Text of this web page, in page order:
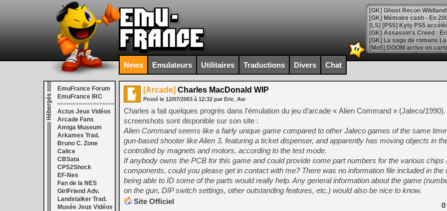
[Mo5] DOOM arrive en
[GK] Bethesda fête les 30
[GK] Roblox : l'action en
[GK] Agenda - GeForce
[LS] [PS5] ps5-y2jb-
[GK] Pourquoi Marvel
[GK] Test : Restory : Chill
[GK] GTA 6 : Rockstar
[GK] Hot Wheels Infinite
[GK] Mémoire cash -
[GK] Résultats Nintendo :
[GK] Déjà des
[Mo5] Brickboy cherche à
[GK] Minecraft et ses «
News Emulateurs Utilitaires Traductions Divers Chat
EmuFrance Forum
EmuFrance IRC
===================
Actus Jeux Vidéos
Arcade Fans
Amiga Museum
Arkames Trad.
Bruno C. Zone
Calice
CBSata
CPS2Shock
EF-Nes
Fan de la NES
GirlFriend Adv.
Landstalker Trad.
Musée Jeux Vidéos
[Arcade] Charles MacDonald WIP
Posté le 12/07/2003 à 12:32 par Eric_Aw
Charles a fait quelques progrès dans l’émulation du jeu d’arcade « Alien Command » (Jaleco/
screenshots sont disponible sur son site :
Alien Command seems like a fairly unique game compared to other Jaleco games of the same time
gun-based shooter like Alien 3, featuring a ticket dispenser, and apparently has moving objects in
controlled by magnets and motors, according to the test mode.
If anybody owns the PCB for this game and could provide some part numbers for the various chips
components, could you please get in contact with me? There was no information file included in the
being able to ID some of the parts would really help. Any general information about the game
on the gun, DIP switch settings, other outstanding features, etc.) would also be nice to know.
Site Officiel
0